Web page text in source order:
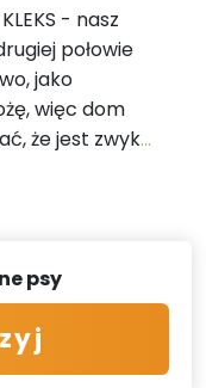
- nasz
połowie
jako
więc dom
że jest zwyk...
psy